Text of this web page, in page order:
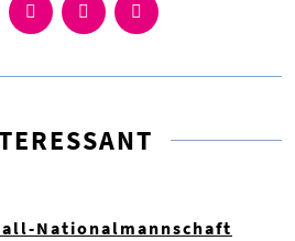
Nationalmannschaft